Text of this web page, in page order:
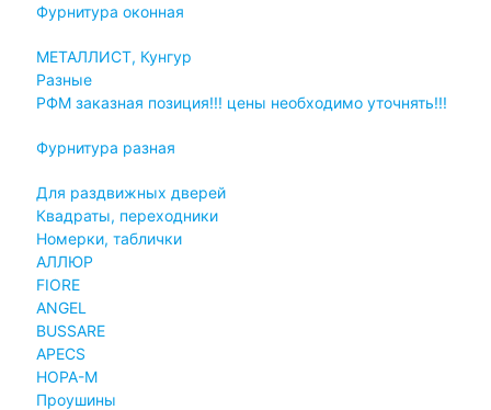
Фурнитура оконная
МЕТАЛЛИСТ, Кунгур
Разные
РФМ заказная позиция!!! цены необходимо уточнять!!!
Фурнитура разная
Для раздвижных дверей
Квадраты, переходники
Номерки, таблички
АЛЛЮР
FIORE
ANGEL
BUSSARE
APECS
НОРА-М
Проушины